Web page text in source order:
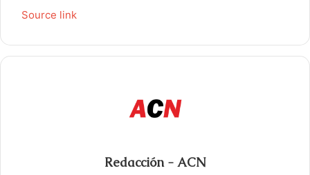
Source link
Redacción - ACN